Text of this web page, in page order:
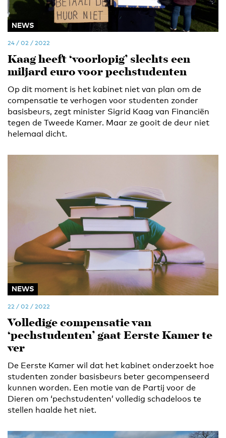
NEWS
24 / 02 / 2022
Kaag heeft ‘voorlopig’ slechts een
miljard euro voor pechstudenten
Op dit moment is het kabinet niet van plan om de
compensatie te verhogen voor studenten zonder
basisbeurs, zegt minister Sigrid Kaag van Financiën
tegen de Tweede Kamer. Maar ze gooit de deur niet
helemaal dicht.
NEWS
22 / 02 / 2022
Volledige compensatie van
‘pechstudenten’ gaat Eerste Kamer te
ver
De Eerste Kamer wil dat het kabinet onderzoekt hoe
studenten zonder basisbeurs beter gecompenseerd
kunnen worden. Een motie van de Partij voor de
Dieren om ‘pechstudenten’ volledig schadeloos te
stellen haalde het niet.